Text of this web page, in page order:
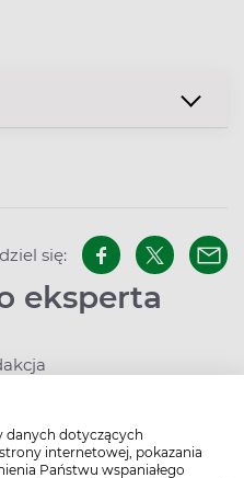
danych dotyczących
internetowej, pokazania
Państwu wspaniałego
się:
eksperta